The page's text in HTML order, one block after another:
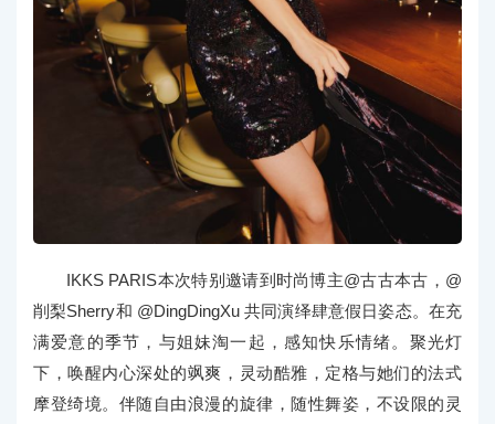
IKKS PARIS本次特别邀请到时尚博主@古古本古，@
削梨Sherry和 @DingDingXu 共同演绎肆意假日姿态。在充
满爱意的季节，与姐妹淘一起，感知快乐情绪。聚光灯
下，唤醒内心深处的飒爽，灵动酷雅，定格与她们的法式
摩登绮境。伴随自由浪漫的旋律，随性舞姿，不设限的灵